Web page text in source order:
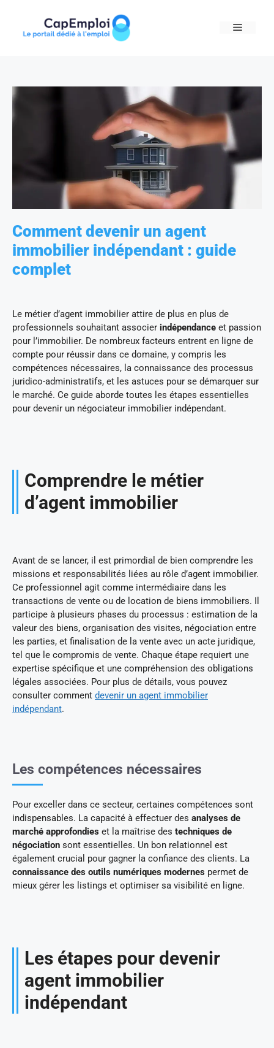
content
MENU
Comment devenir un agent
immobilier indépendant : guide
complet
Le métier d’agent immobilier attire de plus en plus de
professionnels souhaitant associer indépendance et passion
pour l’immobilier. De nombreux facteurs entrent en ligne de
compte pour réussir dans ce domaine, y compris les
compétences nécessaires, la connaissance des processus
juridico-administratifs, et les astuces pour se démarquer sur
le marché. Ce guide aborde toutes les étapes essentielles
pour devenir un négociateur immobilier indépendant.
Comprendre le métier
d’agent immobilier
Avant de se lancer, il est primordial de bien comprendre les
missions et responsabilités liées au rôle d’agent immobilier.
Ce professionnel agit comme intermédiaire dans les
transactions de vente ou de location de biens immobiliers. Il
participe à plusieurs phases du processus : estimation de la
valeur des biens, organisation des visites, négociation entre
les parties, et finalisation de la vente avec un acte juridique,
tel que le compromis de vente. Chaque étape requiert une
expertise spécifique et une compréhension des obligations
légales associées. Pour plus de détails, vous pouvez
consulter comment devenir un agent immobilier
indépendant.
Les compétences nécessaires
Pour exceller dans ce secteur, certaines compétences sont
indispensables. La capacité à effectuer des analyses de
marché approfondies et la maîtrise des techniques de
négociation sont essentielles. Un bon relationnel est
également crucial pour gagner la confiance des clients. La
connaissance des outils numériques modernes permet de
mieux gérer les listings et optimiser sa visibilité en ligne.
Les étapes pour devenir
agent immobilier
indépendant